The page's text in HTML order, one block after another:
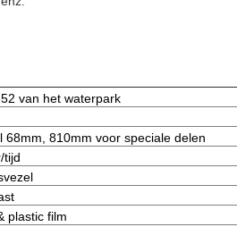
van het waterpark
68mm, 810mm voor speciale delen
tijd
plastic film